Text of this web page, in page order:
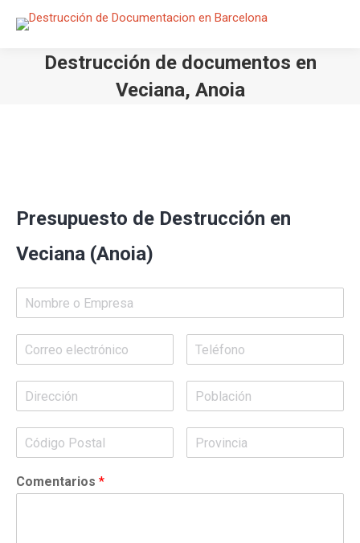
Destrucción de documentos en
Veciana, Anoia
Presupuesto de Destrucción en
Veciana (Anoia)
Comentarios *